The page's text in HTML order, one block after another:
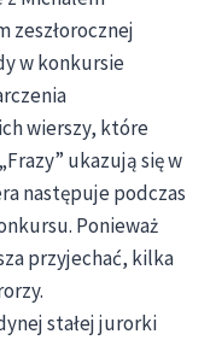
zeszłorocznej
w konkursie
wierszy, które
ukazują się w
następuje podczas
Ponieważ
przyjechać, kilka
stałej jurorki